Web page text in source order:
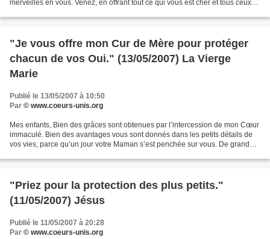
merveilles en vous. Venez, en offrant tout ce qui vous est cher et tous ceux
"Je vous offre mon Cur de Mère pour protéger
chacun de vos Oui." (13/05/2007) La Vierge
Marie
Publié le 13/05/2007 à 10:50
Par © www.coeurs-unis.org
Mes enfants, Bien des grâces sont obtenues par l’intercession de mon Cœur
immaculé. Bien des avantages vous sont donnés dans les petits détails de
vos vies, parce qu’un jour votre Maman s’est penchée sur vous. De grandes
"Priez pour la protection des plus petits."
(11/05/2007) Jésus
Publié le 11/05/2007 à 20:28
Par © www.coeurs-unis.org